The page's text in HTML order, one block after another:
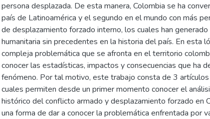
persona desplazada. De esta manera, Colombia se ha
país de Latinoamérica y el segundo en el mundo con más
de desplazamiento forzado interno, los cuales han generado
humanitaria sin precedentes en la historia del país. En esta
compleja problemática que se afronta en el territorio
conocer las estadísticas, impactos y consecuencias que ha
fenómeno. Por tal motivo, este trabajo consta de 3
cuales permiten desde un primer momento conocer el
histórico del conflicto armado y desplazamiento forzado en
una forma de dar a conocer la problemática enfrentada por